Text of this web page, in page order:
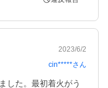
2023/6/2
cin*****さん
した。最初着火がう